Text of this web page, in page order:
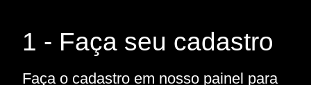
1 - Faça seu cadastro
Faça o cadastro em nosso painel para